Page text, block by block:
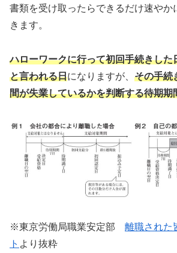
書類を受け取ったらできるだけ速やか
きます。
ハローワークに行って初回手続きした
と言われる日になりますが、 その手続
間が失業しているかを判断する待期期
※東京労働局職業安定部 離職された
ト より抜粋